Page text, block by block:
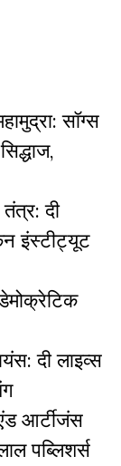
सॉग्स
दी
इंस्टीट्यूट
दी लाइव्स
आर्टीजंस
पब्लिशर्स